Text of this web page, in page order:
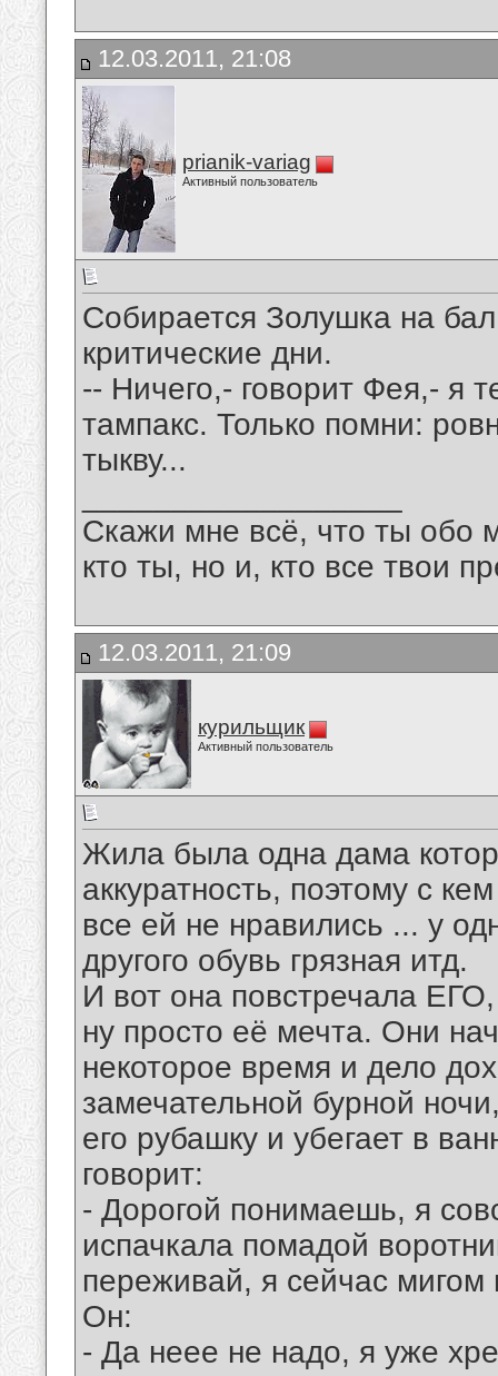
12.03.2011, 21:08
prianik-variag
Активный пользователь
Собирается Золушка на
критические дни.
-- Ничего,- говорит Фея,- я
тампакс. Только помни:
тыкву...
Скажи мне всё, что ты обо
кто ты, но и, кто все твои
12.03.2011, 21:09
курильщик
Активный пользователь
Жила была одна дама
аккуратность, поэтому с
все ей не нравились ... у
другого обувь грязная итд.
И вот она повстречала ЕГО,
ну просто её мечта. Они
некоторое время и дело
замечательной бурной
его рубашку и убегает в
говорит:
- Дорогой понимаешь, я
испачкала помадой
переживай, я сейчас мигом
Он:
- Да неее не надо, я уже